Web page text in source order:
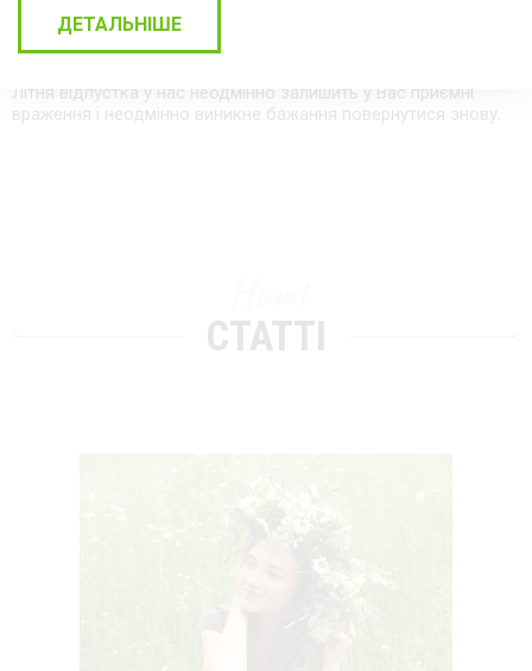
та цікавими розвагами.
Карпати, відпочинок, басейн, індивідуальні гірські шале, тиша
Літня відпустка у нас неодмінно залишить у Вас приємні
враження і неодмінно виникне бажання повернутися знову.
СТАТТІ
ДЕТАЛЬНІШЕ